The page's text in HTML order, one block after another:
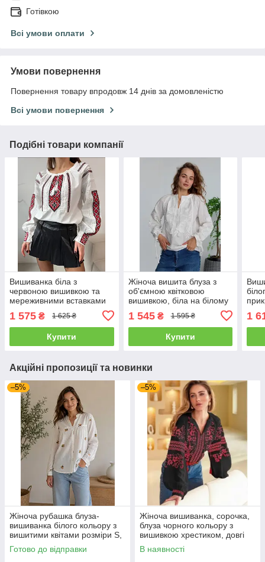
Готівкою
Всі умови оплати
Умови повернення
Повернення товару впродовж 14 днів за домовленістю
Всі умови повернення
Подібні товари компанії
Вишиванка біла з
червоною вишивкою та
мереживними вставками
1 575 ₴ 1 625 ₴
Купити
Жіноча вишита блуза з
об'ємною квітковою
вишивкою, біла на білому
1 545₴ 1 595 ₴
Купити
L.
1
Акційні пропозиції та новинки
–5%
Жіноча рубашка блуза-
вишиванка білого кольору з
вишитими квітами розміри S,
M
Готово до відправки
–5%
Жіноча вишиванка, сорочка,
блуза чорного кольору з
вишивкою хрестиком, довгі
рукави розміри S, M, L
В наявності